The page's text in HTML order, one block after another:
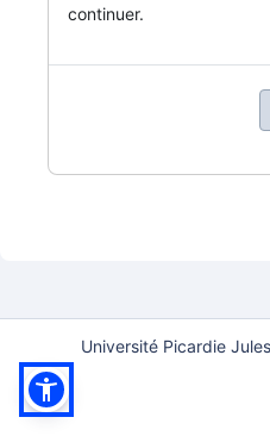
continuer.
Université Picardie